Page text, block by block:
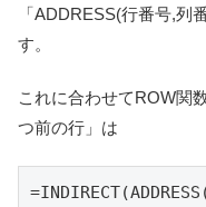
「ADDRESS(行番号,列
す。
これに合わせてROW関
つ前の行」は